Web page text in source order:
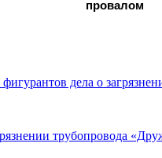
провалом
дела о
трубопровода